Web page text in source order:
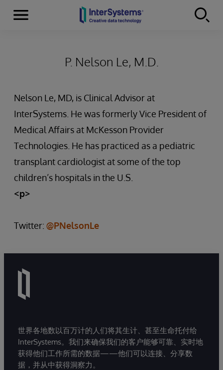
Skip to content
Menu
P. Nelson Le, M.D.
Nelson Le, MD, is Clinical Advisor at
InterSystems. He was formerly Vice President of
Medical Affairs at McKesson Provider
Technologies. He has practiced as a pediatric
transplant cardiologist at some of the top
children’s hospitals in the U.S.
<p>
Twitter: @PNelsonLe
世界各地数以百万计的人们将其生计、甚至生命托付给
InterSystems。我们来确保我们的客户能够可靠、实时地
获得他们工作所需的数据——他们可以连接、分享数
据，并从中获得洞察力。